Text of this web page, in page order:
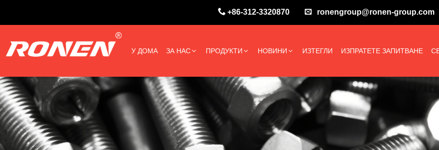
+86-312-3320870 ronengroup@ronen-group.com
У ДОМА ЗА НАС ПРОДУКТИ НОВИНИ ИЗТЕГЛИ ИЗПРАТЕТЕ ЗАПИТВАНЕ